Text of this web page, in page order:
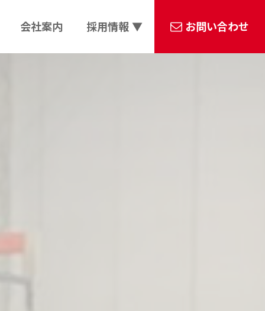
会社案内 採用情報 ▼ お問い合わせ